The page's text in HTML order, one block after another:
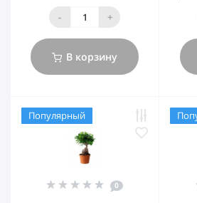
- +
В корзину
Популярный
0